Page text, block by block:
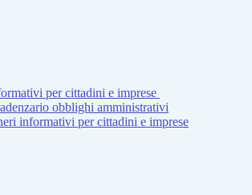
per cittadini e imprese
obblighi amministrativi
informativi per cittadini e imprese